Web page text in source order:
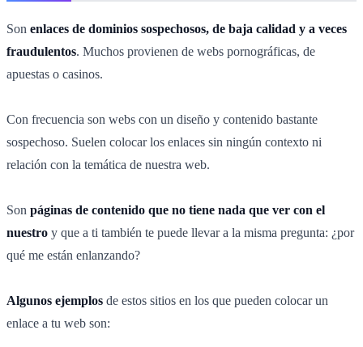
Son enlaces de dominios sospechosos, de baja calidad y a veces
fraudulentos. Muchos provienen de webs pornográficas, de
apuestas o casinos.
Con frecuencia son webs con un diseño y contenido bastante
sospechoso. Suelen colocar los enlaces sin ningún contexto ni
relación con la temática de nuestra web.
Son páginas de contenido que no tiene nada que ver con el
nuestro y que a ti también te puede llevar a la misma pregunta: ¿por
qué me están enlanzando?
Algunos ejemplos de estos sitios en los que pueden colocar un
enlace a tu web son: